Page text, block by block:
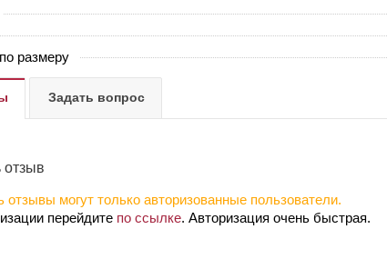
размеру
Задать вопрос
отзыв
отзывы могут только авторизованные пользователи.
перейдите по ссылке. Авторизация очень быстрая.